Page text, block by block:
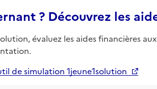
? Découvrez les
évaluez les aides financières
de simulation 1jeune1solution